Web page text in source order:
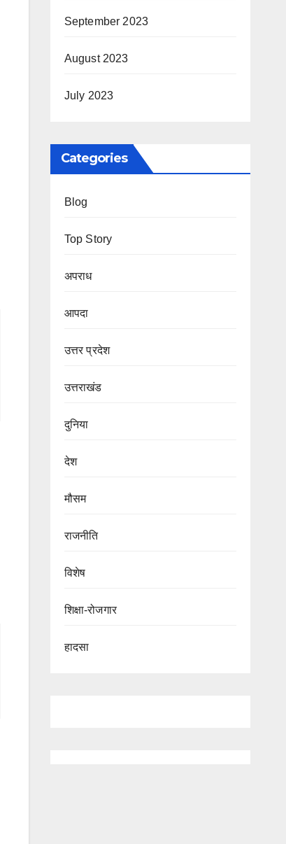
September 2023
August 2023
July 2023
Categories
Blog
Top Story
अपराध
आपदा
उत्तर प्रदेश
उत्तराखंड
दुनिया
देश
मौसम
राजनीति
विशेष
शिक्षा-रोजगार
हादसा